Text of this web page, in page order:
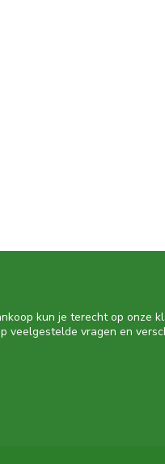
kun je terecht op onze
veelgestelde vragen en